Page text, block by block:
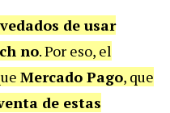
de usar
no. Por eso, el
Mercado Pago, que
de estas